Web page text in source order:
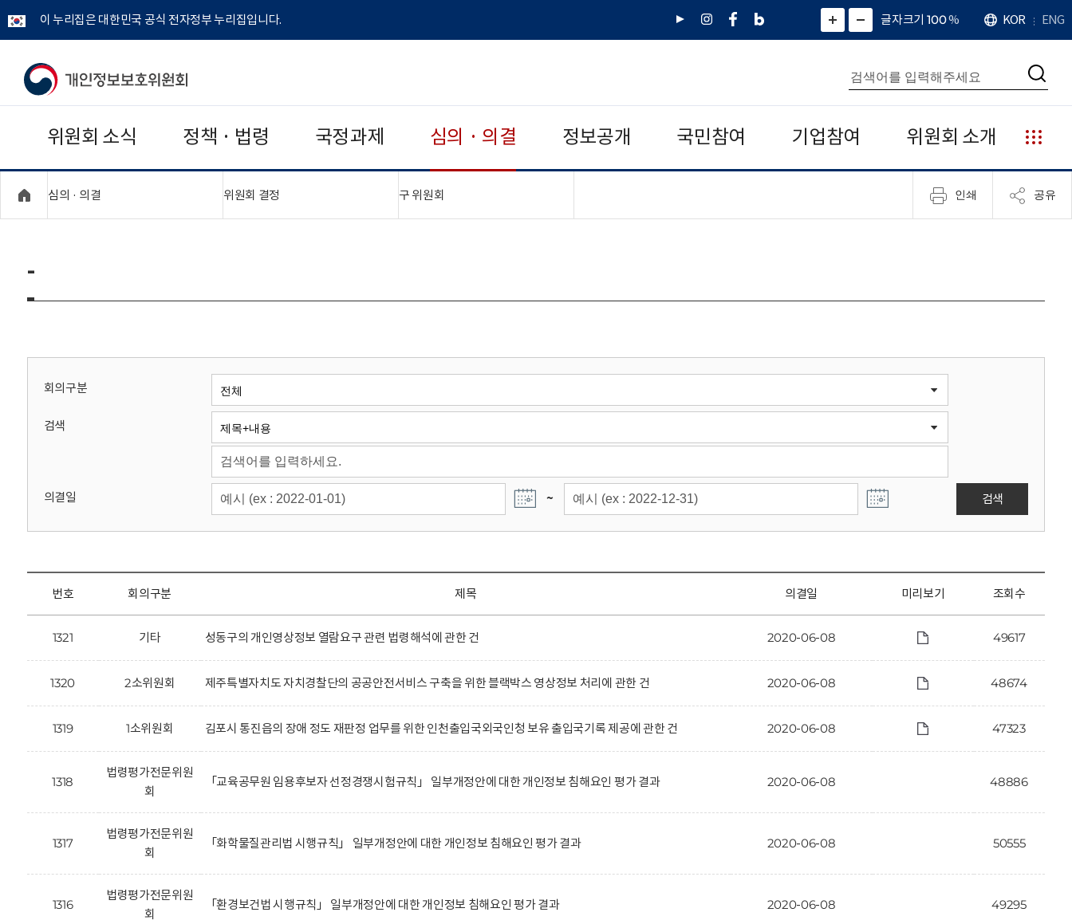
이 누리집은 대한민국 공식 전자정부 누리집입니다.
유
인
페
네
그
)
화
면
면
소
확
대
치
글자크기 100%
언
어
KOR ENG
개
보
보
위
회
통
합
검
색
검
위원회 소식 정책 · 법령 국정과제 심의 · 의결 정보공개 국민참여 기업참여 위원회 소개
누
리
집
안
심의 · 의결 위원회 결정 구 위원회 인쇄 공유
-
회의구분
검색
의결일 ~ 검색
번호 회의구분 제목 의결일 미리보기 조회수
1321 기타 성동구의 개인영상정보 열람요구 관련 법령해석에 관한 건 2020-06-08 49617
1320 2소위원회 제주특별자치도 자치경찰단의 공공안전서비스 구축을 위한 블랙박스 영상정보 처리에 관한 건 2020-06-08 48674
1319 1소위원회 김포시 통진읍의 장애 정도 재판정 업무를 위한 인천출입국외국인청 보유 출입국기록 제공에 관한 건 2020-06-08 47323
1318
법령평가전문위원
회
「교육공무원 임용후보자 선정경쟁시험규칙」 일부개정안에 대한 개인정보 침해요인 평가 결과 2020-06-08 48886
1317
법령평가전문위원
회
「화학물질관리법 시행규칙」 일부개정안에 대한 개인정보 침해요인 평가 결과 2020-06-08 50555
1316
법령평가전문위원
회
「환경보건법 시행규칙」 일부개정안에 대한 개인정보 침해요인 평가 결과 2020-06-08 49295